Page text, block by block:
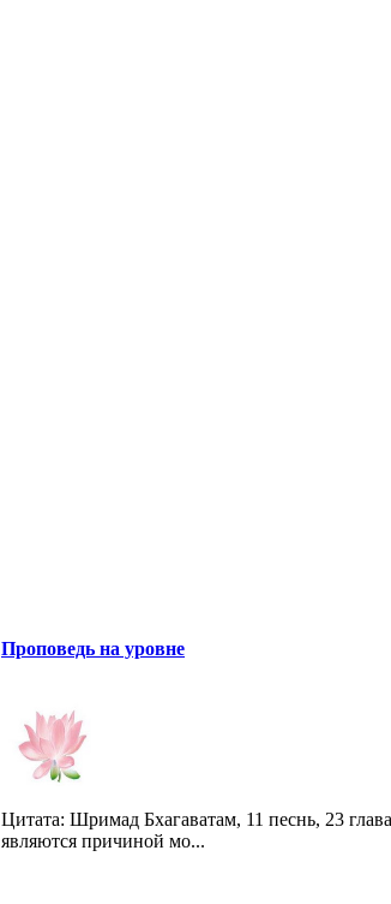
Проповедь на уровне
Цитата: Шримад Бхагаватам, 11 песнь, 23
являются причиной мо...